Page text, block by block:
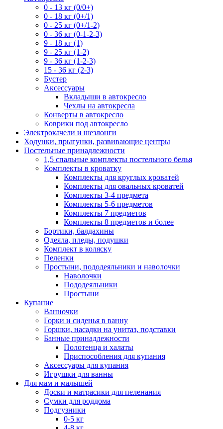
0 - 13 кг (0/0+)
0 - 18 кг (0+/1)
0 - 25 кг (0+/1-2)
0 - 36 кг (0-1-2-3)
9 - 18 кг (1)
9 - 25 кг (1-2)
9 - 36 кг (1-2-3)
15 - 36 кг (2-3)
Бустер
Аксессуары
Вкладыши в автокресло
Чехлы на автокресла
Конверты в автокресло
Коврики под автокресло
Электрокачели и шезлонги
Ходунки, прыгунки, развивающие центры
Постельные принадлежности
1,5 спальные комплекты постельного белья
Комплекты в кроватку
Комплекты для круглых кроватей
Комплекты для овальных кроватей
Комплекты 3-4 предмета
Комплекты 5-6 предметов
Комплекты 7 предметов
Комплекты 8 предметов и более
Бортики, балдахины
Одеяла, пледы, подушки
Комплект в коляску
Пеленки
Простыни, пододеяльники и наволочки
Наволочки
Пододеяльники
Простыни
Купание
Ванночки
Горки и сиденья в ванну
Горшки, насадки на унитаз, подставки
Банные принадлежности
Полотенца и халаты
Приспособления для купания
Аксессуары для купания
Игрушки для ванны
Для мам и малышей
Доски и матрасики для пеленания
Сумки для роддома
Подгузники
0-5 кг